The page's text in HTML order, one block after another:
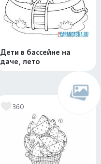
Дети в бассейне на
даче, лето
360